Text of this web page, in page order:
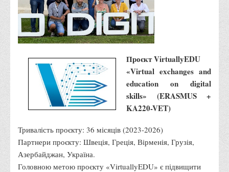
3D тур
Екскурсія до ВТЕІ
SEL
Smart Electronic Learning
Репозиторій
Структура
Адміністрація
Факультети
Обліково-фінансовий
Торгівлі, маркетингу та сфери обслуговування
Проєкт VirtuallyEDU
«Virtual exchanges and
education on digital
skills» (ERASMUS +
KA220-VET)
Тривалість проєкту: 36 місяців (2023-2026)
Партнери проєкту: Швеція, Греція, Вірменія, Грузія,
Азербайджан, Україна.
Головною метою проєкту «VirtuallyEDU» є підвищити